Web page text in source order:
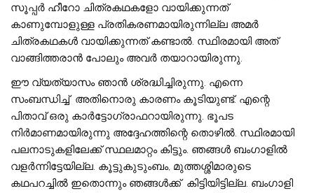
സൂപ്പർ ഹീറോ ചിത്രകഥകളോ വായിക്കുന്നത്
കാണുമ്പോളുള്ള പ്രതികരണമായിരുന്നില്ല അമർ
ചിത്രകഥകൾ വായിക്കുന്നത് കണ്ടാൽ. സ്ഥിരമായി അത്
വാങ്ങിത്തരാൻ പോലും അവർ തയാറായിരുന്നു.
ഈ വ്യത്യാസം ഞാൻ ശ്രദ്ധിച്ചിരുന്നു. എന്നെ
സംബന്ധിച്ച് അതിനൊരു കാരണം കൂടിയുണ്ട്. എന്റെ
പിതാവ് ഒരു കാർട്ടോഗ്രാഫറായിരുന്നു. ഭൂപട
നിർമാണമായിരുന്നു അദ്ദേഹത്തിന്റെ തൊഴിൽ. സ്ഥിരമായി
പലനാടുകളിലേക്ക് സ്ഥലമാറ്റം കിട്ടും. ഞങ്ങൾ ബംഗാളിൽ
വളർന്നിട്ടേയില്ല. കൂട്ടുകുടുംബം, മുത്തശ്ശിമാരുടെ
കഥപറച്ചിൽ ഇതൊന്നും ഞങ്ങൾക്ക് കിട്ടിയിട്ടില്ല. ബംഗാളി